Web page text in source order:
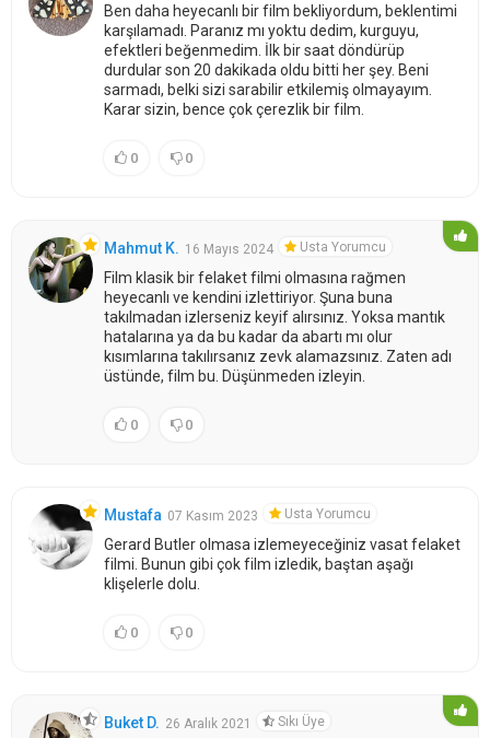
Ben daha heyecanlı bir film bekliyordum, beklentimi
karşılamadı. Paranız mı yoktu dedim, kurguyu,
efektleri beğenmedim. İlk bir saat döndürüp
durdular son 20 dakikada oldu bitti her şey. Beni
sarmadı, belki sizi sarabilir etkilemiş olmayayım.
Karar sizin, bence çok çerezlik bir film.
0 0
Mahmut K. 16 Mayıs 2024 Usta Yorumcu
Film klasik bir felaket filmi olmasına rağmen
heyecanlı ve kendini izlettiriyor. Şuna buna
takılmadan izlerseniz keyif alırsınız. Yoksa mantık
hatalarına ya da bu kadar da abartı mı olur
kısımlarına takılırsanız zevk alamazsınız. Zaten adı
üstünde, film bu. Düşünmeden izleyin.
0 0
Mustafa 07 Kasım 2023 Usta Yorumcu
Gerard Butler olmasa izlemeyeceğiniz vasat felaket
filmi. Bunun gibi çok film izledik, baştan aşağı
klişelerle dolu.
0 0
Buket D. 26 Aralık 2021 Sıkı Üye